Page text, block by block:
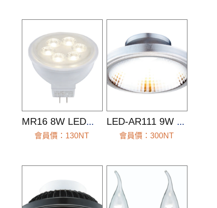
MR16 8W LED投射燈
會員價：130NT 會員價：300NT